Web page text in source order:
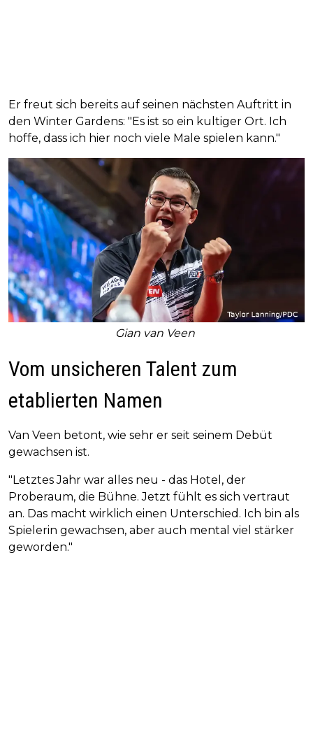
Er freut sich bereits auf seinen nächsten Auftritt in
den Winter Gardens: "Es ist so ein kultiger Ort. Ich
hoffe, dass ich hier noch viele Male spielen kann."
Gian van Veen
Vom unsicheren Talent zum
etablierten Namen
Van Veen betont, wie sehr er seit seinem Debüt
gewachsen ist.
"Letztes Jahr war alles neu - das Hotel, der
Proberaum, die Bühne. Jetzt fühlt es sich vertraut
an. Das macht wirklich einen Unterschied. Ich bin als
Spielerin gewachsen, aber auch mental viel stärker
geworden."